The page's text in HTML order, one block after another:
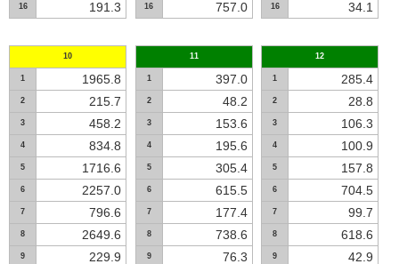
16 191.3 16 757.0 16 34.1
10
1 1965.8
2 215.7
3 458.2
4 834.8
5 1716.6
6 2257.0
7 796.6
8 2649.6
9 229.9
11
1 397.0
2 48.2
3 153.6
4 195.6
5 305.4
6 615.5
7 177.4
8 738.6
9 76.3
12
1 285.4
2 28.8
3 106.3
4 100.9
5 157.8
6 704.5
7 99.7
8 618.6
9 42.9